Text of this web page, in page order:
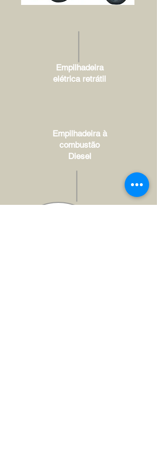
Empilhadeira
elétrica retrátil
Empilhadeira à
combustão
Diesel